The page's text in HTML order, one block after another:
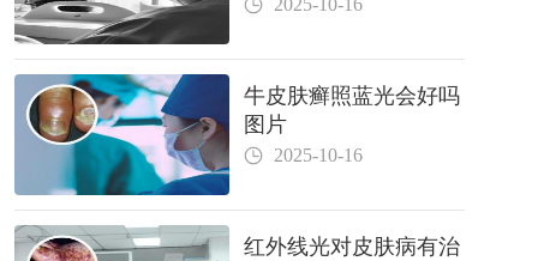
牛皮肤癣照蓝光会好吗
图片
2025-10-16
红外线光对皮肤病有治